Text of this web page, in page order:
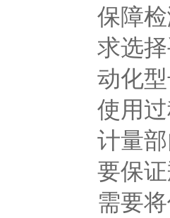
保障
求选
动化
使用
计量
要保
需要